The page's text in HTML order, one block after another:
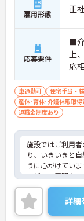
雇用形態 正
応募要件
■
上
応
き
車通勤可 住宅手当・
産休･育休･介護休暇取得
退職金制度あり
施設ではご利用
り、いきいきと
うに心がけてい
ービスの展開を
ご利用者からの
職場です。賞与
張りが評価され
ご興味のある方
詳細